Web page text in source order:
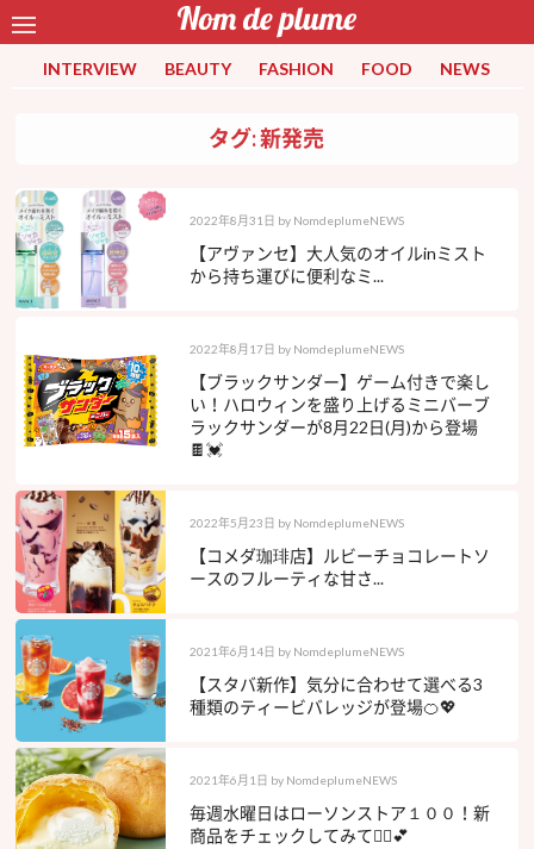
INTERVIEW BEAUTY FASHION FOOD NEWS
タグ: 新発売
2022年8月31日 by NomdeplumeNEWS
【アヴァンセ】大人気のオイルinミスト
から持ち運びに便利なミ...
2022年8月17日 by NomdeplumeNEWS
【ブラックサンダー】ゲーム付きで楽し
い！ハロウィンを盛り上げるミニバーブ
ラックサンダーが8月22日(月)から登場
🍫💓
2022年5月23日 by NomdeplumeNEWS
【コメダ珈琲店】ルビーチョコレートソ
ースのフルーティな甘さ...
2021年6月14日 by NomdeplumeNEWS
【スタバ新作】気分に合わせて選べる3
種類のティービバレッジが登場🍊💖
2021年6月1日 by NomdeplumeNEWS
毎週水曜日はローソンストア１００！新
商品をチェックしてみて💁‍♀️💕